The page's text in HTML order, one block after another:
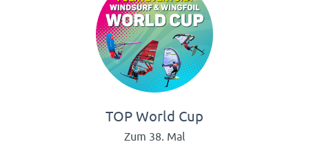
TOP World Cup
Zum 38. Mal